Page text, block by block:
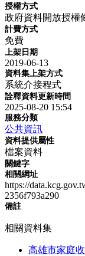
授權方式
政府資料開放授權
計費方式
免費
上架日期
2019-06-13
資料集上架方式
系統介接程式
詮釋資料更新時間
2025-08-20 15:54
服務分類
公共資訊
資料提供屬性
檔案資料
關鍵字
相關網址
https://
2356f793a290
備註
相關資料集
高雄市家庭